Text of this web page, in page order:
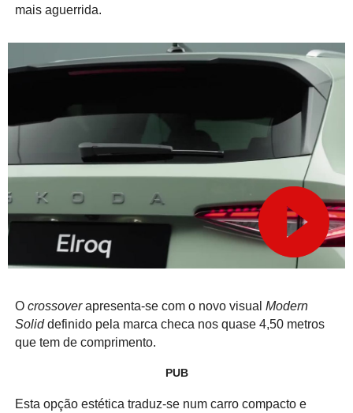
mais aguerrida.
O crossoverapresenta-se com o novo visual Modern
Soliddefinido pela marca checa nos quase 4,50 metros
que tem de comprimento.
PUB
Esta opção estética traduz-se num carro compacto e